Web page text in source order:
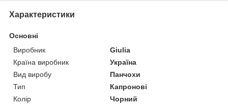
Характеристики
Основні
Виробник
Giulia
Країна виробник
Україна
Вид виробу
Панчохи
Тип
Капронові
Колір
Чорний